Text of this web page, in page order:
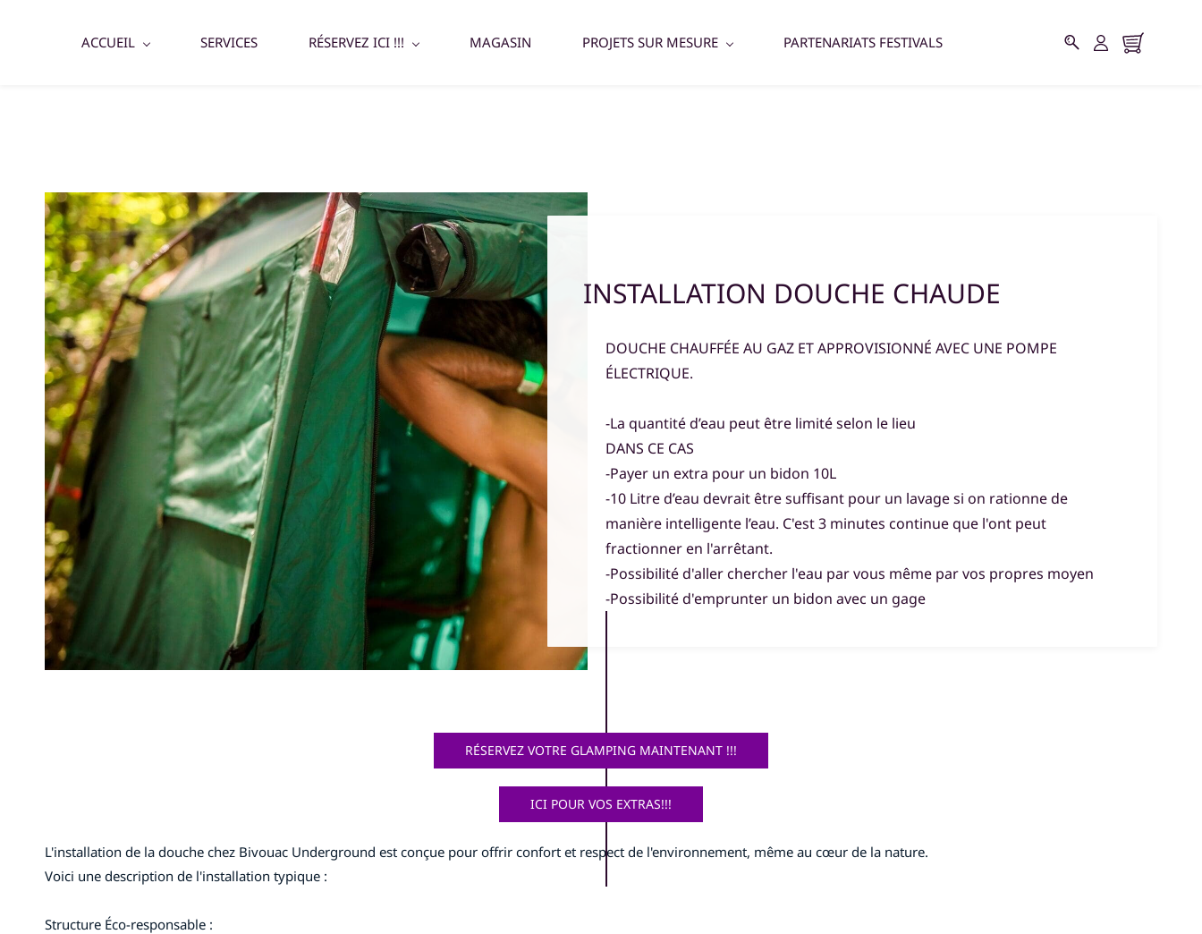
ACCUEIL SERVICES RÉSERVEZ ICI !!! MAGASIN PROJETS SUR MESURE PARTENARIATS FESTIVALS
INSTALLATION DOUCHE CHAUDE
DOUCHE CHAUFFÉE AU GAZ ET APPROVISIONNÉ AVEC UNE POMPE
ÉLECTRIQUE.
-La quantité d’eau peut être limité selon le lieu
DANS CE CAS
-Payer un extra pour un bidon 10L
-10 Litre d’eau devrait être suffisant pour un lavage si on rationne de
manière intelligente l’eau. C'est 3 minutes continue que l'ont peut
fractionner en l'arrêtant.
-Possibilité d'aller chercher l'eau par vous même par vos propres moyen
-Possibilité d'emprunter un bidon avec un gage
RÉSERVEZ VOTRE GLAMPING MAINTENANT !!!
ICI POUR VOS EXTRAS!!!
L'installation de la douche chez Bivouac Underground est conçue pour offrir confort et respect de l'environnement, même au cœur de la nature.
Voici une description de l'installation typique :
Structure Éco-responsable :